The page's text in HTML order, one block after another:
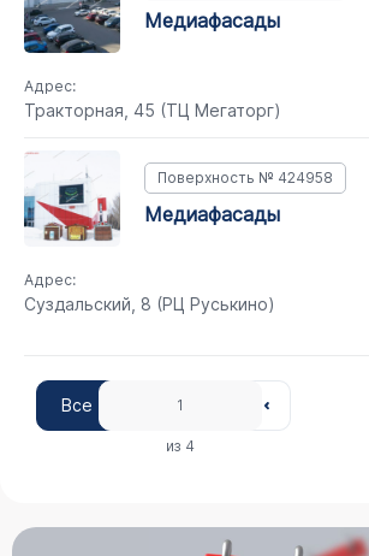
медиафасады
Адрес:
Тракторная, 45 (ТЦ Мегаторг)
Поверхность № 424958
медиафасады
Адрес:
Суздальский, 8 (РЦ Руськино)
Все 1
из 4